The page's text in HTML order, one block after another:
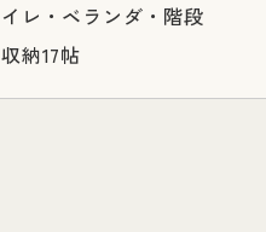
イレ・ベランダ・階段
収納17帖